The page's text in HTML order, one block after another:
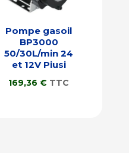
Pompe gasoil
BP3000
50/30L/min 24
et 12V Piusi
169,36€ TTC